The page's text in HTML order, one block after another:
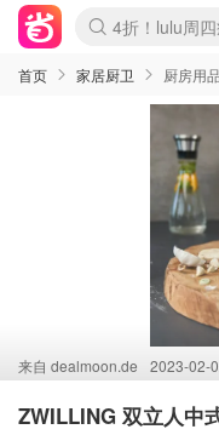
Boticinal 夏促
4折！lulu周
还没结束！
Joybuy变相75
速领！Stanley
疑似霸哥！
Zalando 奥莱
Moncler反季
Coach
首页 家居厨卫 厨房用品
来自 dealmoon.de 2023-02-
ZWILLING 双立人中